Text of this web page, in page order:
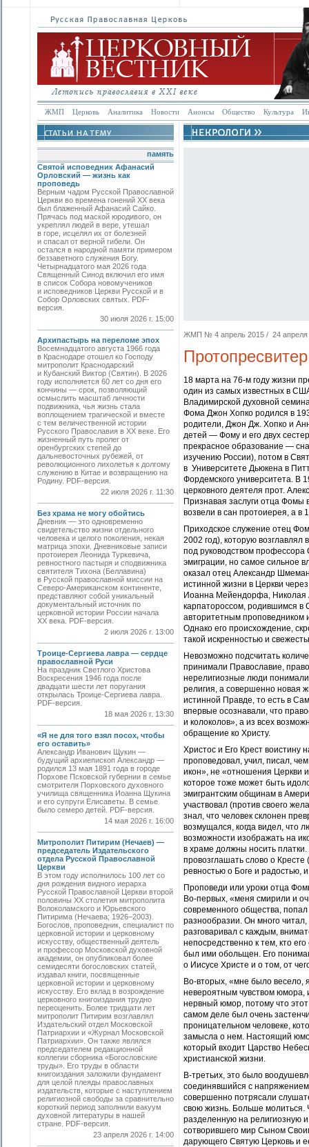
ЖМП Церковь Аналитика Новости Анонсы Общество Культура
память
Святой исповедник Афанасий
Орловский — жизнь как
проповедь
Верным чадом Русской Православной
Церкви во времена гонений XX века
был блаженный Афанасий Сайко.
Прячась под маской юродивого, он
укреплял людей в вере, утешал
в горе, исцелял их от болезней
и спасал от верной гибели. Он
остался в народной памяти примером
беззаветного служения Богу.
Четырнадцатого мая 2026 года
Священный Синод включил его имя
в список Собора новомучеников
и исповедников Церкви Русской и в
Собор Орловских святых. PDF-
версия.
30 июля 2026 г. 15:00
Архипастырь на переломе эпох
Восемнадцатого августа 1966 года
в Краснодаре отошел ко Господу
митрополит Краснодарский
и Кубанский Виктор (Святин). В 2026
году исполняется 60 лет со дня его
кончины — срок, позволяющий
осмыслить масштаб личности
подвижника, чья жизнь стала
воплощением трагической и вместе
с тем величественной истории
Русского Православия в XX веке. Его
жизненный путь пролег от
оренбургских степей до
дальневосточных рубежей, от
революционного лихолетья к долгому
служению в Китае и возвращению на
Родину. PDF-версия.
22 июля 2026 г. 11:30
Без храма не могу обойтись
Дневник — это одновременно
свидетельство жизни отдельного
человека и целого поколения, некая
матрица эпохи. Дневниковые записи
протоиерея Леонида Туркевича,
ревностного пастыря и сподвижника
святителя Тихона (Беллавина)
в Русской православной миссии на
Северо-Американском континенте,
представляют собой уникальный
документальный источник по
церковной истории России начала
ХХ века. PDF-версия.
2 июля 2026 г. 13:00
Троице-Сергиева лавра — сердце
православной Руси
На праздник Светлого Христова
Воскресения 1946 года после
двадцати шести лет поругания
открылась Троице-Сергиева лавра.
PDF-версия.
18 мая 2026 г. 13:30
«Я не для того взял посох, чтобы
его оставить»
Александр Иванович Щукин —
будущий архиепископ Александр —
родился 13 мая 1891 года в городе
Порхове Псковской губернии в семье
смотрителя Порховского духовного
училища священника Иоанна Щукина
и его супруги Елисаветы. В семье
было семеро детей. PDF-версия.
14 мая 2026 г. 16:00
Митрополит Питирим (Нечаев) —
председатель Издательского
отдела Русской Православной
Церкви
В этом году исполнилось 100 лет со
дня рождения видного иерарха
Русской Православной Церкви второй
половины XX столетия митрополита
Волоколамского и Юрьевского
Питирима (Нечаева; 1926–2003).
Богослов, проповедник, специалист по
церковной истории и церковному
искусству, общественный деятель
и профессор Московской духовной
академии, он опубликовал более
семидесяти богословских статей,
издавал книги, посвященные
церковной истории и церковному
искусству. Его вклад в возрождение
церковного книгоиздания трудно
переоценить. Более тридцати лет
митрополит Питирим возглавлял
Издательский отдел Московской
Патриархии и «Журнал Московской
Патриархии». Он также являлся
председателем редакционной
коллегии сборника «Богословские
труды». Его труды в области
книгоиздания заложили фундамент
для целой плеяды православных
издательств, которые с наступлением
религиозной свободы за сравнительно
короткий период заполнили вакуум
духовной литературы в нашей
стране. PDF-версия.
23 апреля 2026 г. 14:00
ЖМП № 4 апрель 2015 / 24 апреля
18 марта на 76-м году жизни
один из самых известных в
Владимирской духовной
Фома Джон Хопко родился в
родители, Джон Дж. Хопко и
детей — Фому и его двух
прекрасное образование —
изучению России), потом в
в Университете Дьюкена в
Фордемского университета. В
церковного деятеля прот.
Признавая заслуги отца Фомы
возвели в сан протоиерея, а в
Приходское служение отец
2002 год), которую возглавлял
под руководством профессора
эмиграции, но самое сильное
оказал отец Александр
истинной жизни в Церкви
Иоанна Мейендорфа, Николая
карпатороссом, родившимся в
авторитетным проповедником
Однако его происхождение,
такой искренностью и
Невозможно подсчитать
принимали Православие,
нерелигиозные люди
религия, а совершенно новая
истинной Правде, то есть в
впервые осознавали, что
и колоколов», а из всех
обращение ко Христу.
Христос и Его Крест воистину
проповедовал, учил, писал,
икон», не «отношения Церкви и
которое тоже может быть
эмигрантским общинам в
участвовал (против своего
знал, что человек склонен
возмущался, когда видел, что
возможности изображать на
в храме должны носить
провозглашать слово о
ревностью о Боге и радостью,
Проповеди или уроки отца
Во-первых, «меня смирили и
современного общества,
разнообразии. Он много
разговаривал с каждым,
непосредственно к тем, кто
был ими обольщен. Его
о Иисусе Христе и о том, от
Во-вторых, «мне было весело,
невероятным чувством юмора,
нервный юмор, потому что этот
самом деле был очень
проницательном человеке,
замысла о нем. Настоящий
который входит Царство
христианской жизни.
В-третьих, это было
соединявшийся с
совершенно потрясали
свою жизнь. Больше молиться.
разделенную на религиозную и
сотворившего мир Сыном
дарующего Святую Церковь и